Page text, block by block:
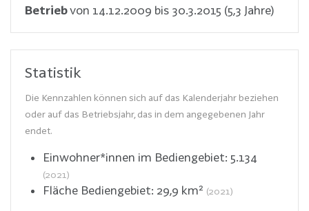
Betriebvon 14.12.2009 bis 30.3.2015 (5,3 Jahre)
Statistik
Die Kennzahlen können sich auf das Kalenderjahr beziehen
oder auf das Betriebsjahr, das in dem angegebenen Jahr
endet.
Einwohner*innen im Bediengebiet: 5.134
(2021)
Fläche Bediengebiet: 29,9 km² (2021)